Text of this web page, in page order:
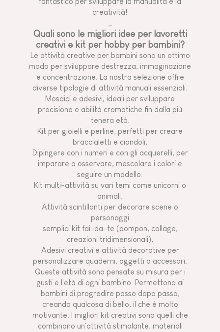
creatività!
Quali sono le migliori idee per lavoretti
creativi e kit per hobby per bambini?
Le attività creative per bambini sono un ottimo
modo per sviluppare destrezza, immaginazione
e concentrazione. La nostra selezione offre
diverse tipologie di attività manuali essenziali:
Mosaici e adesivi, ideali per sviluppare
precisione e abilità cromatiche fin dalla più
tenera età.
Kit per gioielli e perline, perfetti per creare
braccialetti e ciondoli,
Dipingere con i numeri e con gli acquerelli, per
imparare a osservare, mescolare i colori e
seguire un modello.
Kit multi-attività su vari temi come unicorni o
animali,
Attività scintillanti per decorare scene o
personaggi
semplici kit fai-da-te (pompon, collage,
creazioni tridimensionali),
Adesivi creativi e attività decorative per
personalizzare quaderni, oggetti o accessori.
Queste attività sono pensate su misura per i
gusti e l'età di ogni bambino. Permettono ai
bambini di progredire passo dopo passo,
creando qualcosa di bello, il che è molto
motivante. I migliori kit creativi sono quelli che
combinano un'attività stimolante, materiali